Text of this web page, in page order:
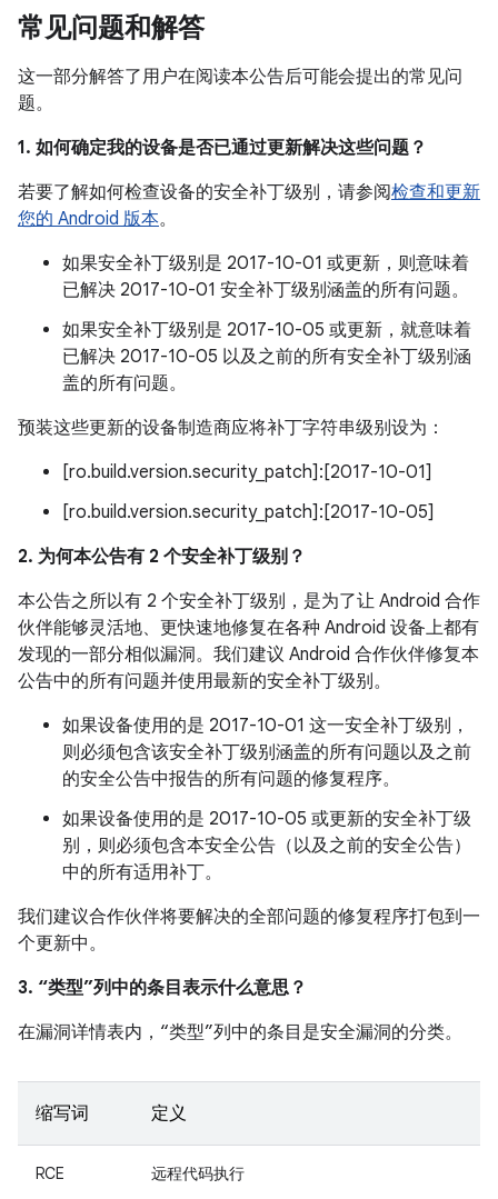
常见问题和解答
这一部分解答了用户在阅读本公告后可能会提出的常见问
题。
1. 如何确定我的设备是否已通过更新解决这些问题？
若要了解如何检查设备的安全补丁级别，请参阅检查和更新
您的 Android 版本。
如果安全补丁级别是 2017-10-01 或更新，则意味着
已解决 2017-10-01 安全补丁级别涵盖的所有问题。
如果安全补丁级别是 2017-10-05 或更新，就意味着
已解决 2017-10-05 以及之前的所有安全补丁级别涵
盖的所有问题。
预装这些更新的设备制造商应将补丁字符串级别设为：
[ro.build.version.security_patch]:[2017-10-01]
[ro.build.version.security_patch]:[2017-10-05]
2. 为何本公告有 2 个安全补丁级别？
本公告之所以有 2 个安全补丁级别，是为了让 Android 合作
伙伴能够灵活地、更快速地修复在各种 Android 设备上都有
发现的一部分相似漏洞。我们建议 Android 合作伙伴修复本
公告中的所有问题并使用最新的安全补丁级别。
如果设备使用的是 2017-10-01 这一安全补丁级别，
则必须包含该安全补丁级别涵盖的所有问题以及之前
的安全公告中报告的所有问题的修复程序。
如果设备使用的是 2017-10-05 或更新的安全补丁级
别，则必须包含本安全公告（以及之前的安全公告）
中的所有适用补丁。
我们建议合作伙伴将要解决的全部问题的修复程序打包到一
个更新中。
3. “类型”列中的条目表示什么意思？
在漏洞详情表内，“类型”列中的条目是安全漏洞的分类。
缩写词 定义
RCE 远程代码执行